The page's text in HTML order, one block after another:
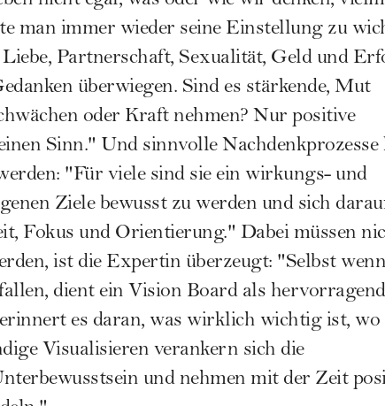
man immer wieder seine Einstellung zu
Partnerschaft, Sexualität, Geld und
überwiegen. Sind es stärkende, Mut
oder Kraft nehmen? Nur positive
Sinn." Und sinnvolle Nachdenkprozesse
"Für viele sind sie ein wirkungs- und
Ziele bewusst zu werden und sich
Fokus und Orientierung." Dabei müssen
ist die Expertin überzeugt: "Selbst
dient ein Vision Board als
es daran, was wirklich wichtig ist, wo
Visualisieren verankern sich die
und nehmen mit der Zeit